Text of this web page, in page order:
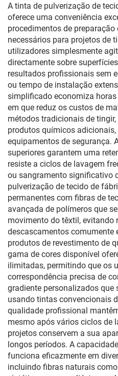
A tinta de pulverização de
oferece uma conveniência
procedimentos de
necessários para projetos de
utilizadores simplesmente
directamente sobre
resultados profissionais sem
ou tempo de instalação
simplificado economiza
em que reduz os custos de
métodos tradicionais de
produtos químicos
equipamentos de segurança.
superiores garantem uma
resiste a ciclos de lavagem
ou sangramento significativo
pulverização de tecido de
permanentes com fibras de
avançada de polímeros que
movimento do têxtil, evitando
descascamentos comumente
produtos de revestimento de
gama de cores disponível
ilimitadas, permitindo que os
correspondência precisa de
gradiente personalizados que
usando tintas convencionais
qualidade profissional
mesmo após vários ciclos de
projetos conservem a sua
longos períodos. A
funciona eficazmente em
incluindo fibras naturais